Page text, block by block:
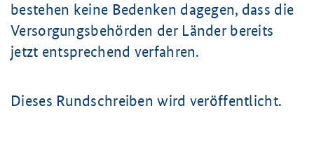
bestehen keine Bedenken dagegen, dass die
Versorgungsbehörden der Länder bereits
jetzt entsprechend verfahren.
Dieses Rundschreiben wird veröffentlicht.